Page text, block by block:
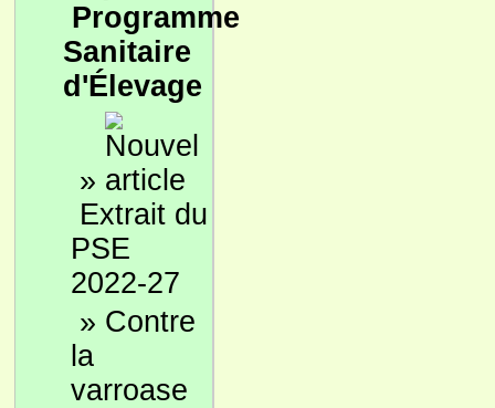
Programme
Sanitaire
d'Élevage
»
Extrait du
PSE
2022-27
» Contre
la
varroase